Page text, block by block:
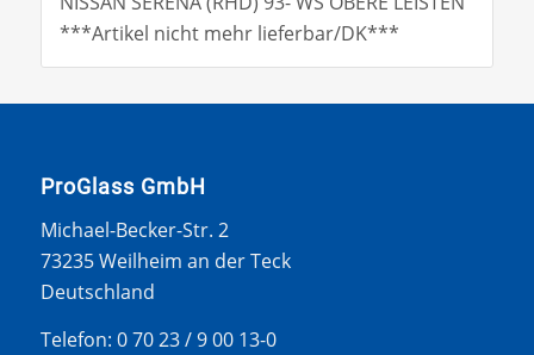
***Artikel nicht mehr lieferbar/DK***
ProGlass GmbH
Michael-Becker-Str. 2
73235 Weilheim an der Teck
Deutschland
Telefon: 0 70 23 / 9 00 13-0